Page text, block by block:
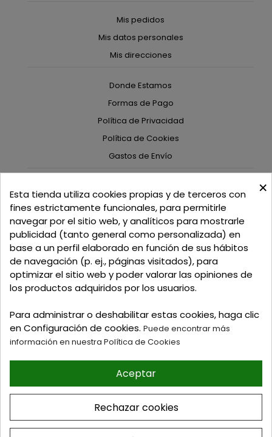
Mis pedidos
Mis datos personales
Mis direcciones
Donde Estamos
Formas de Pago
Política de Privacidad
Política de Cookies
Gastos de Envío
C/ Delgadillo Nº 7 - Local 1 - 45600
Talavera de la Reina - Toledo - (España)
Llamadnos:+34 925 82 02 19 o625 654 791
Email: curtidosytapicerias@gmail.com
Verano:
Mañanas: de 09:00h a 13:30h
Invierno:
Mañanas: de 09:30h a 13:30h
Tardes: de 16:30h a 20:00h
© 2026 Tienda online de
Curtidos y Tapicerias y
articulos para Zapateria y
Guarnicioneria. Perez Burgos
×
Esta tienda utiliza cookies propias y de terceros con
fines estrictamente funcionales, para permitirle
navegar por el sitio web, y analíticos para mostrarle
publicidad (tanto general como personalizada) en
base a un perfil elaborado en función de sus hábitos
de navegación (p. ej., páginas visitados), para
optimizar el sitio web y poder valorar las opiniones de
los productos adquiridos por los usuarios.
Para administrar o deshabilitar estas cookies, haga clic
en Configuración de cookies. Puede encontrar más
información en nuestra Política de Cookies
Aceptar
Rechazar cookies